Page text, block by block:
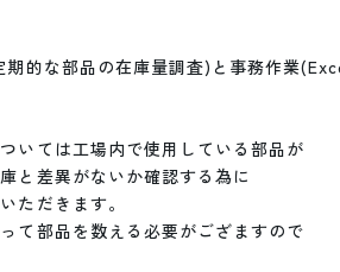
的な部品の在庫量調査)と事務作業
いては工場内で使用している部品が
と差異がないか確認する為に
ただきます。
て部品を数える必要がござますので